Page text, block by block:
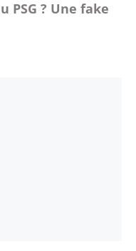
PSG ? Une fake